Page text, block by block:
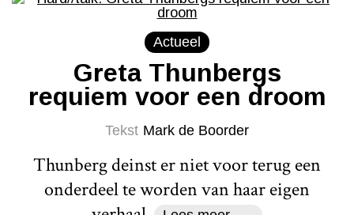
Actueel
Greta Thunbergs
requiem voor een droom
Tekst Mark de Boorder
Thunberg deinst er niet voor terug een
onderdeel te worden van haar eigen